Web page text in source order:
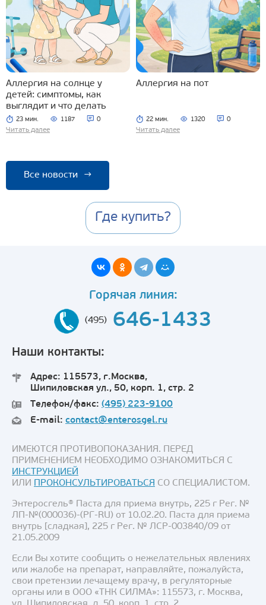
Аллергия на солнце у
детей: симптомы, как
выглядит и что делать
23 мин. 1187 0
Читать далее
Аллергия на пот
22 мин. 1320 0
Читать далее
Все новости →
Где купить?
Горячая линия:
(495) 646-1433
Наши контакты:
Адрес: 115573, г.Москва,
Шипиловская ул., 50, корп. 1, стр. 2
Телефон/факс: (495) 223-9100
E-mail: contact@enterosgel.ru
ИМЕЮТСЯ ПРОТИВОПОКАЗАНИЯ. ПЕРЕД
ПРИМЕНЕНИЕМ НЕОБХОДИМО ОЗНАКОМИТЬСЯ С
ИНСТРУКЦИЕЙ
ИЛИ ПРОКОНСУЛЬТИРОВАТЬСЯ СО СПЕЦИАЛИСТОМ.
Энтеросгель® Паста для приема внутрь, 225 г Рег. №
ЛП-№(000036)-(РГ-RU) от 10.02.20. Паста для приема
внутрь [сладкая], 225 г Рег. № ЛСР-003840/09 от
21.05.2009
Если Вы хотите сообщить о нежелательных явлениях
или жалобе на препарат, направляйте, пожалуйста,
свои претензии лечащему врачу, в регуляторные
органы или в ООО «ТНК СИЛМА»: 115573, г. Москва,